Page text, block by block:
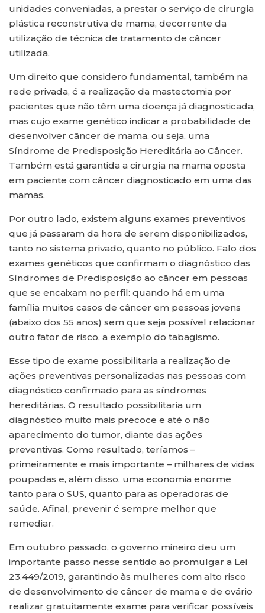
unidades conveniadas, a prestar o serviço de cirurgia
plástica reconstrutiva de mama, decorrente da
utilização de técnica de tratamento de câncer
utilizada.
Um direito que considero fundamental, também na
rede privada, é a realização da mastectomia por
pacientes que não têm uma doença já diagnosticada,
mas cujo exame genético indicar a probabilidade de
desenvolver câncer de mama, ou seja, uma
Síndrome de Predisposição Hereditária ao Câncer.
Também está garantida a cirurgia na mama oposta
em paciente com câncer diagnosticado em uma das
mamas.
Por outro lado, existem alguns exames preventivos
que já passaram da hora de serem disponibilizados,
tanto no sistema privado, quanto no público. Falo dos
exames genéticos que confirmam o diagnóstico das
Síndromes de Predisposição ao câncer em pessoas
que se encaixam no perfil: quando há em uma
família muitos casos de câncer em pessoas jovens
(abaixo dos 55 anos) sem que seja possível relacionar
outro fator de risco, a exemplo do tabagismo.
Esse tipo de exame possibilitaria a realização de
ações preventivas personalizadas nas pessoas com
diagnóstico confirmado para as síndromes
hereditárias. O resultado possibilitaria um
diagnóstico muito mais precoce e até o não
aparecimento do tumor, diante das ações
preventivas. Como resultado, teríamos –
primeiramente e mais importante – milhares de vidas
poupadas e, além disso, uma economia enorme
tanto para o SUS, quanto para as operadoras de
saúde. Afinal, prevenir é sempre melhor que
remediar.
Em outubro passado, o governo mineiro deu um
importante passo nesse sentido ao promulgar a Lei
23.449/2019, garantindo às mulheres com alto risco
de desenvolvimento de câncer de mama e de ovário
realizar gratuitamente exame para verificar possíveis